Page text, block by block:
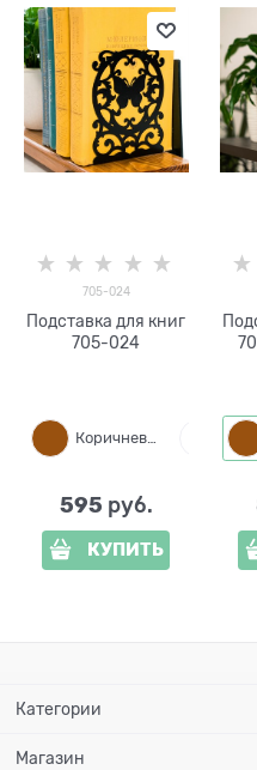
705-024
Подставка для книг
705-024
Коричневый
595 руб.
КУПИТЬ
Категории
Магазин